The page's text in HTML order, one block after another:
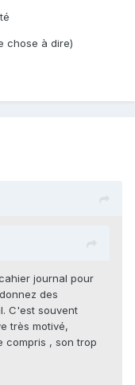
chose à dire)
journal pour
des
C'est souvent
très motivé,
compris , son trop